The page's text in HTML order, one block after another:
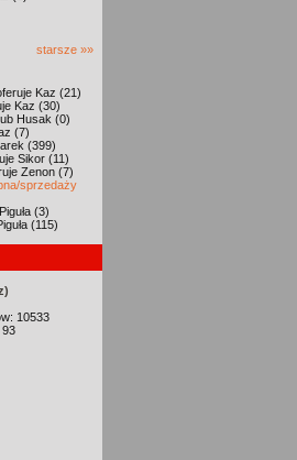
starsze »»
Kaz (21)
Kaz (30)
Husak (0)
(7)
(399)
Sikor (11)
Zenon (7)
sprzedaży
(3)
(115)
10533
93